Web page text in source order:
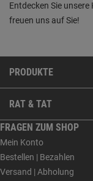
Entdecken Sie
freuen uns auf Sie!
PRODUKTE
RAT & TAT
FRAGEN ZUM SHOP
Mein Konto
Bestellen | Bezahlen
Versand | Abholung